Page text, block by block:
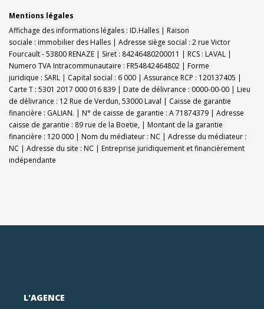
Mentions légales
Affichage des informations légales : ID.Halles | Raison
sociale : immobilier des Halles | Adresse siège social : 2 rue Victor
Fourcault - 53800 RENAZE | Siret : 84246480200011 | RCS : LAVAL |
Numero TVA Intracommunautaire : FR54842464802 | Forme
juridique : SARL | Capital social : 6 000 | Assurance RCP : 120137405 |
Carte T : 5301 2017 000 016 839 | Date de délivrance : 0000-00-00 | Lieu
de délivrance : 12 Rue de Verdun, 53000 Laval | Caisse de garantie
financière : GALIAN. | N° de caisse de garantie : A 71874379 | Adresse
caisse de garantie : 89 rue de la Boetie, | Montant de la garantie
financière : 120 000 | Nom du médiateur : NC | Adresse du médiateur :
NC | Adresse du site : NC | Entreprise juridiquement et financièrement
indépendante
L'AGENCE